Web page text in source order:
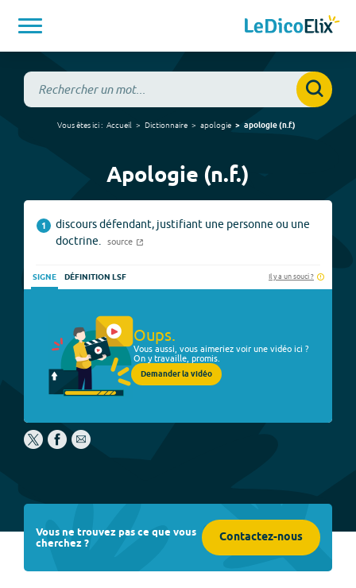
Vous êtes ici : Accueil Dictionnaire apologie apologie(n.f.)
Apologie (n.f.)
1
discours défendant, justifiant une personne ou une
doctrine.
source
SIGNE DÉFINITION LSF Il y a un souci ?
Oups.
Vous aussi, vous aimeriez voir une vidéo ici ?
On y travaille, promis.
Demander la vidéo
Vous ne trouvez pas ce que vous
cherchez ? Contactez-nous